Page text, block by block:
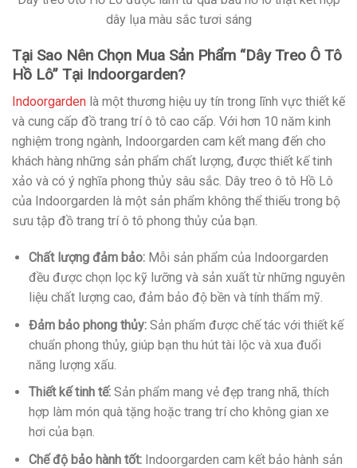
dây lụa màu sắc tươi sáng
Tại Sao Nên Chọn Mua Sản Phẩm “Dây Treo Ô Tô
Hồ Lô” Tại Indoorgarden?
Indoorgarden là một thương hiệu uy tín trong lĩnh vực thiết kế
và cung cấp đồ trang trí ô tô cao cấp. Với hơn 10 năm kinh
nghiệm trong ngành, Indoorgarden cam kết mang đến cho
khách hàng những sản phẩm chất lượng, được thiết kế tinh
xảo và có ý nghĩa phong thủy sâu sắc. Dây treo ô tô Hồ Lô
của Indoorgarden là một sản phẩm không thể thiếu trong bộ
sưu tập đồ trang trí ô tô phong thủy của bạn.
Chất lượng đảm bảo:Mỗi sản phẩm của Indoorgarden
đều được chọn lọc kỹ lưỡng và sản xuất từ những nguyên
liệu chất lượng cao, đảm bảo độ bền và tính thẩm mỹ.
Đảm bảo phong thủy:Sản phẩm được chế tác với thiết kế
chuẩn phong thủy, giúp bạn thu hút tài lộc và xua đuổi
năng lượng xấu.
Thiết kế tinh tế:Sản phẩm mang vẻ đẹp trang nhã, thích
hợp làm món quà tặng hoặc trang trí cho không gian xe
hơi của bạn.
Chế độ bảo hành tốt:Indoorgarden cam kết bảo hành sản